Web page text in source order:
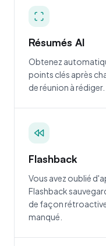
Résumés AI
Obtenez
points clés après
de réunion à rédiger.
Flashback
Vous avez oublié
Flashback
de façon
manqué.